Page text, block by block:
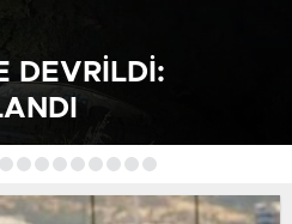
DEVRİLDİ: